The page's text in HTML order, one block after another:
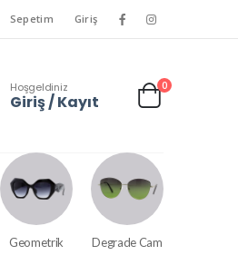
Sepetim Giriş
Hoşgeldiniz
Giriş / Kayıt
0
Geometrik Degrade Cam